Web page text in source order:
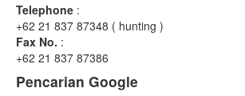
Telephone :
+62 21 837 87348 ( hunting )
Fax No. :
+62 21 837 87386
Pencarian Google